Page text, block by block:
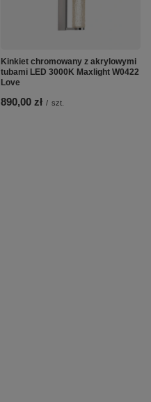
Kinkiet chromowany z akrylowymi
tubami LED 3000K Maxlight W0422
Love
890,00 zł / szt.